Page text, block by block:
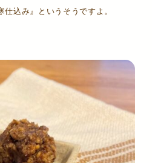
込み』というそうですよ。